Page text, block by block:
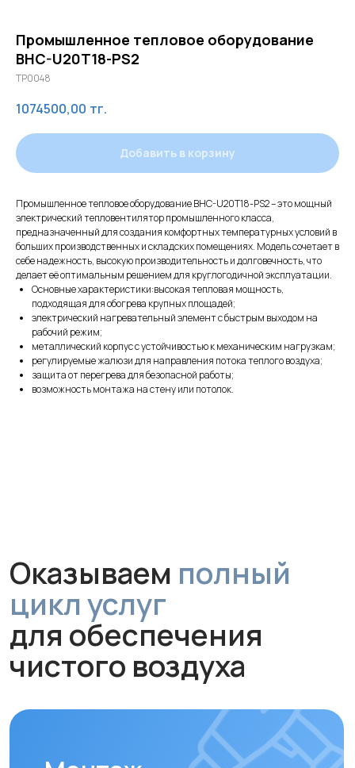
Промышленное тепловое оборудование
BHC-U20T18-PS2
TP0048
1074500,00 тг.
Добавить в корзину
Промышленное тепловое оборудование BHC-U20T18-PS2 – это мощный
электрический тепловентилятор промышленного класса,
предназначенный для создания комфортных температурных условий в
больших производственных и складских помещениях. Модель сочетает в
себе надежность, высокую производительность и долговечность, что
делает её оптимальным решением для круглогодичной эксплуатации.
Основные характеристики:высокая тепловая мощность,
подходящая для обогрева крупных площадей;
электрический нагревательный элемент с быстрым выходом на
рабочий режим;
металлический корпус с устойчивостью к механическим нагрузкам;
регулируемые жалюзи для направления потока теплого воздуха;
защита от перегрева для безопасной работы;
возможность монтажа на стену или потолок.
Оказываемполный
Профессиональная установка
за 1 час без грязи и сложного
ремонта. Гарантируем аккуратную
работу и надежное крепление
устройства.